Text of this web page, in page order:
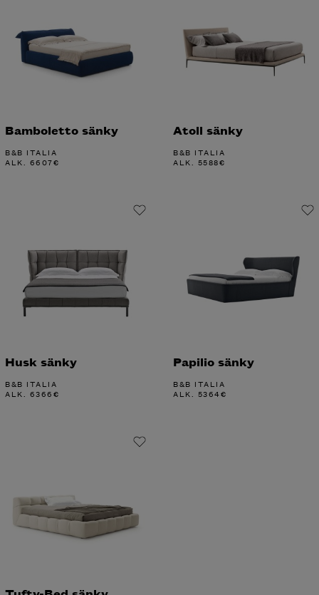
Bamboletto sänky
B&B ITALIA
ALK. 6607€
Atoll sänky
B&B ITALIA
ALK. 5588€
Husk sänky
B&B ITALIA
ALK. 6366€
Papilio sänky
B&B ITALIA
ALK. 5364€